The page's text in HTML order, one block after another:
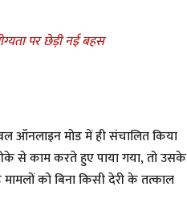
पर छेड़ी नई बहस
ऑनलाइन मोड में ही संचालित किया
से काम करते हुए पाया गया, तो उसके
को बिना किसी देरी के तत्काल